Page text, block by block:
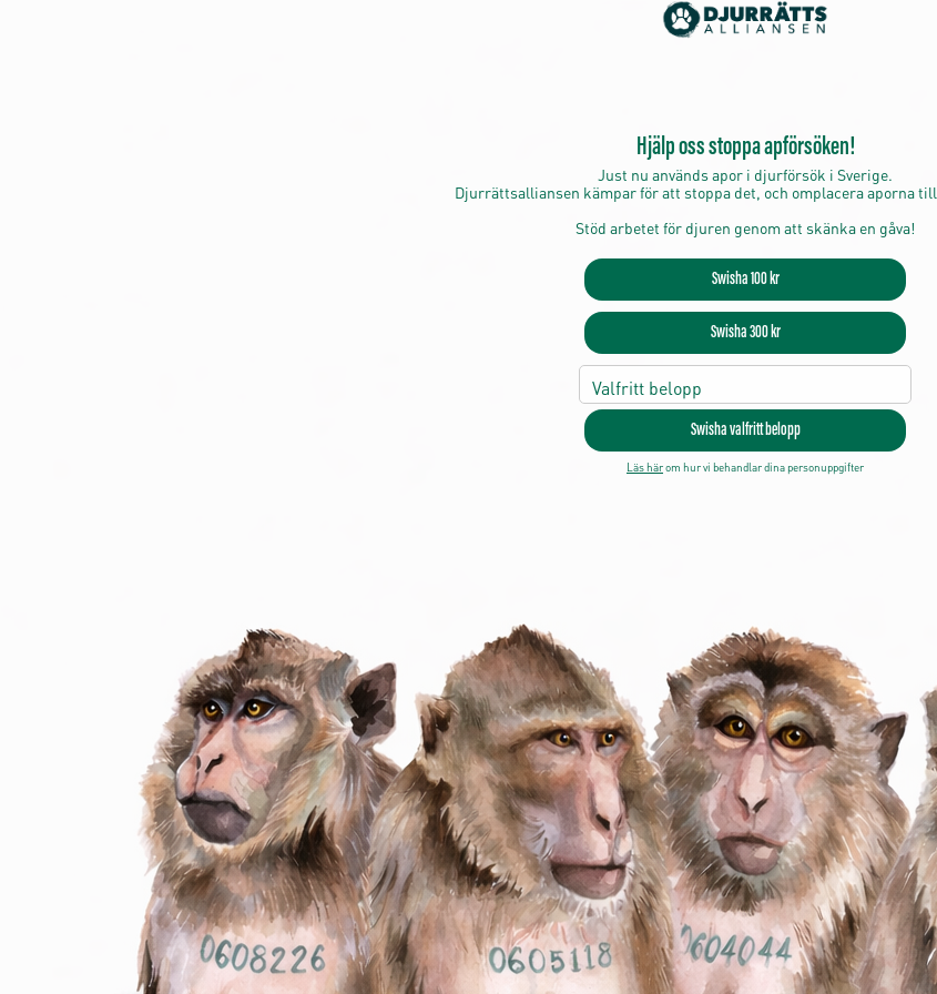
Hjälp oss stoppa apförsöken!
Just nu används apor i djurförsök i Sverige.
Djurrättsalliansen kämpar för att stoppa det, och omplaceraapornatill
Stöd arbetet för djuren genom att skänka en gåva!
Swisha 100 kr
Swisha 300 kr
Valfritt belopp
Swisha valfritt belopp
Läs härom hur vi behandlar dina personuppgifter